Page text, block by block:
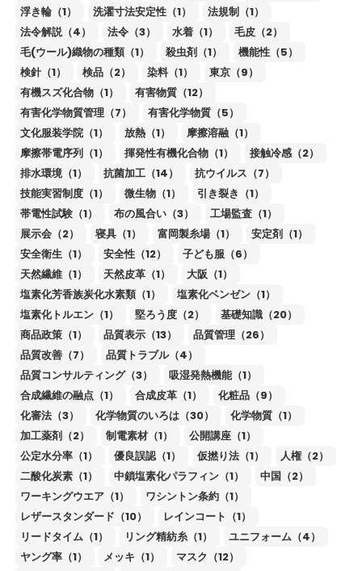
浮き輪（1）
洗濯寸法安定性（1）
法規制（1）
法令解説（4）
法令（3） 水着（1）
毛皮（2）
毛(ウール)織物の種類（1）
殺虫剤（1）
機能性（5）
検針（1）
検品（2） 染料（1）
東京（9）
有機スズ化合物（1）
有害物質（12）
有害化学物質管理（7）
有害化学物質（5）
文化服装学院（1）
放熱（1）
摩擦溶融（1）
摩擦帯電序列（1）
揮発性有機化合物（1）
接触冷感（2）
排水環境（1）
抗菌加工（14）
抗ウイルス（7）
技能実習制度（1）
微生物（1）
引き裂き（1）
帯電性試験（1）
布の風合い（3）
工場監査（1）
展示会（2）
寝具（1） 富岡製糸場（1）
安定剤（1）
安全衛生（1）
安全性（12）
子ども服（6）
天然繊維（1）
天然皮革（1）
大阪（1）
塩素化芳香族炭化水素類（1）
塩素化ベンゼン（1）
塩素化トルエン（1）
堅ろう度（2）
基礎知識（20）
商品政策（1）
品質表示（13）
品質管理（26）
品質改善（7）
品質トラブル（4）
品質コンサルティング（3）
吸湿発熱機能（1）
合成繊維の融点（1）
合成皮革（1）
化粧品（9）
化審法（3）
化学物質のいろは（30）
化学物質（1）
加工薬剤（2）
制電素材（1）
公開講座（1）
公定水分率（1）
優良誤認（1） 仮撚り法（1）
人権（2）
二酸化炭素（1）
中鎖塩素化パラフィン（1）
中国（2）
ワーキングウエア（1）
ワシントン条約（1）
レザースタンダード（10）
レインコート（1）
リードタイム（1）
リング精紡糸（1）
ユニフォーム（4）
ヤング率（1）
メッキ（1）
マスク（12）